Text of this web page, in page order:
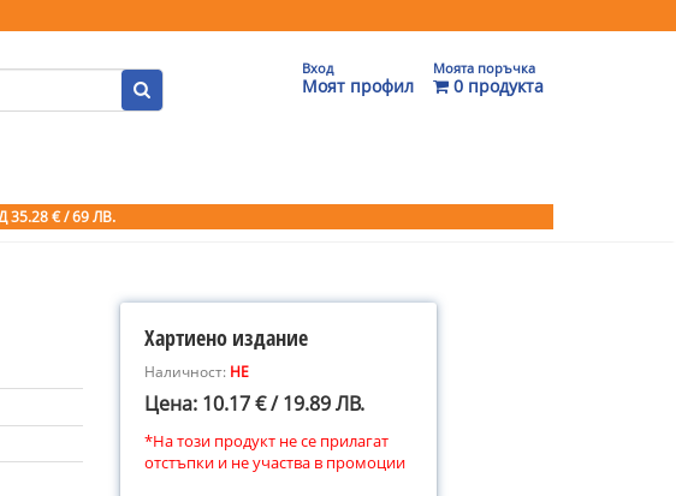
Вход
Моят профил
Моята поръчка
0 продукта
35.28 € / 69 ЛВ.
Хартиено издание
Наличност: НЕ
Цена: 10.17 € / 19.89 ЛВ.
*На този продукт не се прилагат
отстъпки и не участва в промоции